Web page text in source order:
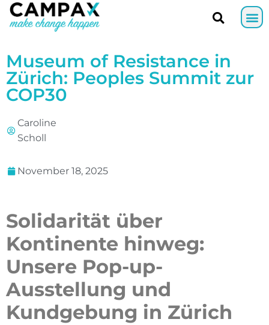
Museum of Resistance in
Zürich: Peoples Summit zur
COP30
Caroline
Scholl
November 18, 2025
Solidarität über
Kontinente hinweg:
Unsere Pop-up-
Ausstellung und
Kundgebung in Zürich